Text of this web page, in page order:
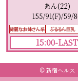
あん(22)
155/91(F)/59/
15:00-LAST
© 新宿ヘルス